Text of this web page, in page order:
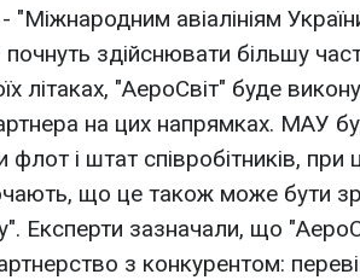
"Міжнародним авіалініям
здійснювати більшу
літаках, "АероСвіт" буде
на цих напрямках. МАУ
і штат співробітників, при
що це також може бути
Експерти зазначали, що
з конкурентом: